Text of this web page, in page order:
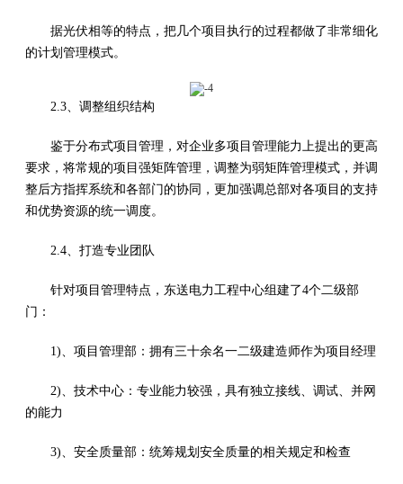
据光伏相等的特点，把几个项目执行的过程都做了非常细化
的计划管理模式。
2.3、调整组织结构
鉴于分布式项目管理，对企业多项目管理能力上提出的更高
要求，将常规的项目强矩阵管理，调整为弱矩阵管理模式，并调
整后方指挥系统和各部门的协同，更加强调总部对各项目的支持
和优势资源的统一调度。
2.4、打造专业团队
针对项目管理特点，东送电力工程中心组建了4个二级部
门：
1)、项目管理部：拥有三十余名一二级建造师作为项目经理
2)、技术中心：专业能力较强，具有独立接线、调试、并网
的能力
3)、安全质量部：统筹规划安全质量的相关规定和检查